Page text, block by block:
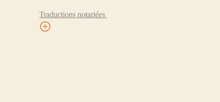
Traductions notariées